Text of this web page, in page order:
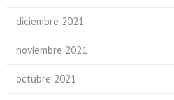
diciembre 2021
noviembre 2021
octubre 2021